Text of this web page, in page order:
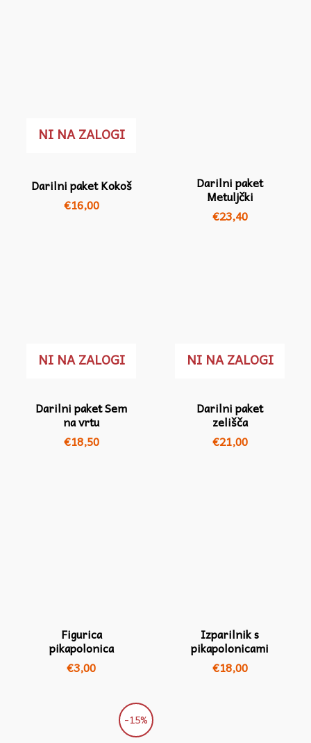
NI NA ZALOGI
Darilni paket Kokoš
€16,00
Darilni paket
Metuljčki
€23,40
NI NA ZALOGI
Darilni paket Sem
na vrtu
€18,50
NI NA ZALOGI
Darilni paket
zelišča
€21,00
Figurica
pikapolonica
€3,00
Izparilnik s
pikapolonicami
€18,00
-15%
IzvirnaTrenutna
cena